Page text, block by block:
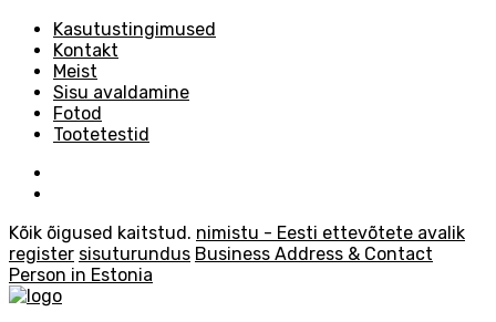
Kasutustingimused
Kontakt
Meist
Sisu avaldamine
Fotod
Tootetestid
Kõik õigused kaitstud. nimistu - Eesti ettevõtete avalik
register sisuturundus Business Address & Contact
Person in Estonia